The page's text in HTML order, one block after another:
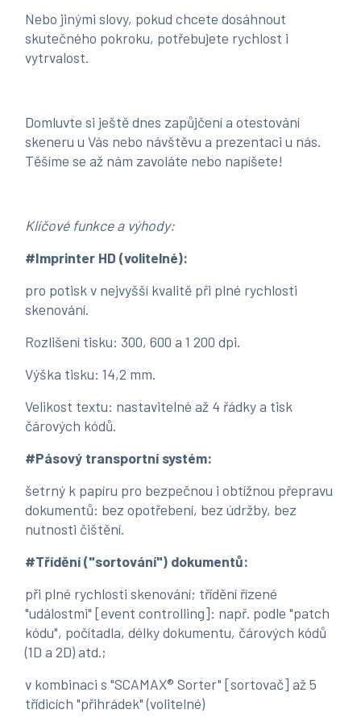
Nebo jinými slovy, pokud chcete dosáhnout
skutečného pokroku, potřebujete rychlost i
vytrvalost.
Domluvte si ještě dnes zapůjčení a otestování
skeneru u Vás nebo návštěvu a prezentaci u nás.
Těšíme se až nám zavoláte nebo napíšete!
Klíčové funkce a výhody:
#Imprinter HD (volitelné):
pro potisk v nejvyšší kvalitě při plné rychlosti
skenování.
Rozlišení tisku: 300, 600 a 1 200 dpi.
Výška tisku: 14,2 mm.
Velikost textu: nastavitelné až 4 řádky a tisk
čárových kódů.
#Pásový transportní systém:
šetrný k papíru pro bezpečnou i obtížnou přepravu
dokumentů: bez opotřebení, bez údržby, bez
nutnosti čištění.
#Třídění ("sortování") dokumentů:
při plné rychlosti skenování; třídění řízené
"událostmi" [event controlling]: např. podle "patch
kódu", počítadla, délky dokumentu, čárových kódů
(1D a 2D) atd.;
v kombinaci s "SCAMAX® Sorter" [sortovač] až 5
třídicích "přihrádek" (volitelné)